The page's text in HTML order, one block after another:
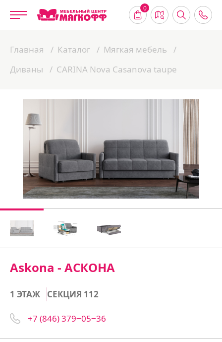
0
Главная Каталог
Мягкая мебель
Диваны
CARINA Nova Casanova taupe
Askona - АСКОНА
1 ЭТАЖ СЕКЦИЯ 112
+7 (846) 379‒05‒36